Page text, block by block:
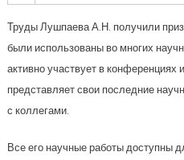
Труды Лушпаева А.Н. получили
были использованы во многих
активно участвует в конференциях
представляет свои последние
с коллегами.
Все его научные работы доступны